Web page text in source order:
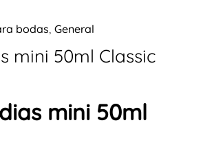
bodas,General
mini 50ml Classic
mini 50ml